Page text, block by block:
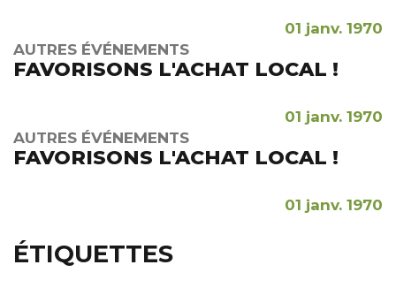
01 janv. 1970
AUTRES ÉVÉNEMENTS
FAVORISONS L'ACHAT LOCAL !
01 janv. 1970
AUTRES ÉVÉNEMENTS
FAVORISONS L'ACHAT LOCAL !
01 janv. 1970
ÉTIQUETTES